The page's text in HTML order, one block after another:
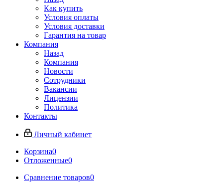
Как купить
Условия оплаты
Условия доставки
Гарантия на товар
Компания
Назад
Компания
Новости
Сотрудники
Вакансии
Лицензии
Политика
Контакты
Личный кабинет
Корзина0
Отложенные0
Сравнение товаров0